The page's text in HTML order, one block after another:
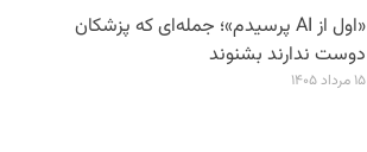
«اول از AI پرسیدم»؛ جمله‌ای که پزشکان
دوست ندارند بشنوند
۱۵ مرداد ۱۴۰۵